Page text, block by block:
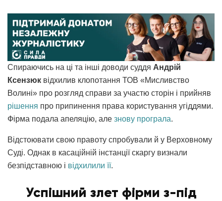
Спираючись на ці та інші доводи суддя Андрій
Ксензюк відхилив клопотання ТОВ «Мисливство
Волині» про розгляд справи за участю сторін і прийняв
рішення про припинення права користування угіддями.
Фірма подала апеляцію, але знову програла.
Відстоювати свою правоту спробували й у Верховному
Суді. Однак в касаційній інстанції скаргу визнали
безпідставною і відхилили її.
Успішний злет фірми з-під